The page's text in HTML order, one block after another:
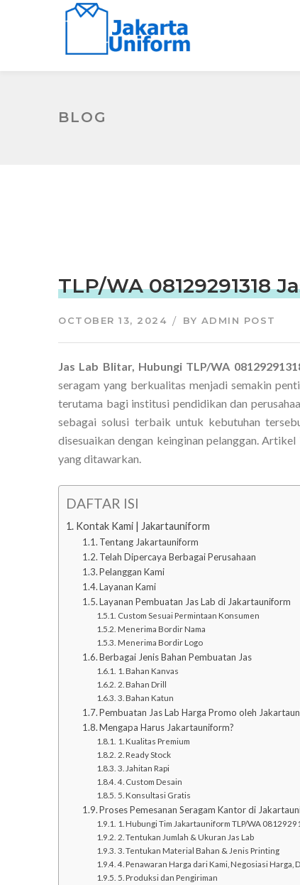
BLOG
TLP/WA 08129291318
OCTOBER 13, 2024 BY ADMIN POST
Jas Lab Blitar, Hubungi TLP/WA
seragam yang berkualitas menjadi semakin
terutama bagi institusi pendidikan dan
sebagai solusi terbaik untuk kebutuhan
disesuaikan dengan keinginan pelanggan.
yang ditawarkan.
DAFTAR ISI
Kontak Kami | Jakartauniform
Tentang Jakartauniform
Telah Dipercaya Berbagai Perusahaan
Pelanggan Kami
Layanan Kami
Layanan Pembuatan Jas Lab di Jakartauniform
Custom Sesuai Permintaan Konsumen
Menerima Bordir Nama
Menerima Bordir Logo
Berbagai Jenis Bahan Pembuatan Jas
1. Bahan Kanvas
2. Bahan Drill
3. Bahan Katun
Pembuatan Jas Lab Harga Promo oleh
Mengapa Harus Jakartauniform?
1. Kualitas Premium
2. Ready Stock
3. Jahitan Rapi
4. Custom Desain
5. Konsultasi Gratis
Proses Pemesanan Seragam Kantor di
1. Hubungi Tim Jakartauniform TLP/WA
2. Tentukan Jumlah & Ukuran Jas Lab
3. Tentukan Material Bahan & Jenis Printing
4. Penawaran Harga dari Kami, Negosiasi Harga,
5. Produksi dan Pengiriman